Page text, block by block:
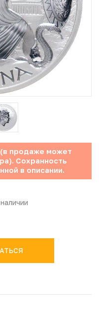
(с 1999 года)
СССР и России
продаже может
Сохранность
в описании.